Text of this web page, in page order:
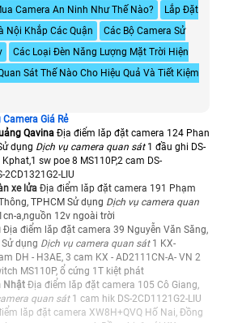
Camera An Ninh Như Thế Nào?
Lắp Đặt
Nội Khắp Các Quận
Các Bộ Camera Sử
Các Loại Đèn Năng Lượng Mặt Trời Hiện
Sát Thế Nào Cho Hiệu Quả Và Tiết Kiệm
Giá Rẻ
Qavina Địa điểm lăp đặt camera 124 Phan
dụng Dịch vụ camera quan sát 1 đầu ghi DS-
sw poe 8 MS110P,2 cam DS-
2CD1321G2-LIU
xe lửa Địa điểm lăp đặt camera 191 Phạm
TPHCM Sử dụng Dịch vụ camera quan
a,nguồn 12v ngoài trời
Địa điểm lăp đặt camera 39 Nguyễn Văn Săng,
dụng Dịch vụ camera quan sát 1 KX-
DH - H3AE, 3 cam KX - AD2111CN-A- VN 2
MS110P, ổ cứng 1T kiệt phát
Nhật Địa điểm lăp đặt camera 105 Cô Giang,
quan sát 1 cam hik DS-2CD1121G2-LIU
lăp đặt camera XW8H+QVQ Hố Nai, Đồng